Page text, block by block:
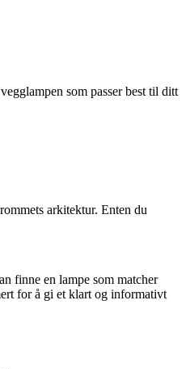
som passer best til ditt
arkitektur. Enten du
finne en lampe som matcher
for å gi et klart og informativt